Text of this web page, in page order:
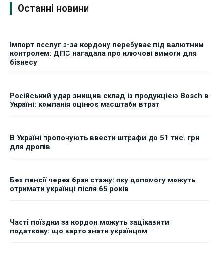
Останні новини
Імпорт послуг з-за кордону перебуває під валютним
контролем: ДПС нагадала про ключові вимоги для
бізнесу
Російський удар знищив склад із продукцією Bosch в
Україні: компанія оцінює масштаби втрат
В Україні пропонують ввести штрафи до 51 тис. грн
для дропів
Без пенсії через брак стажу: яку допомогу можуть
отримати українці після 65 років
Часті поїздки за кордон можуть зацікавити
податкову: що варто знати українцям